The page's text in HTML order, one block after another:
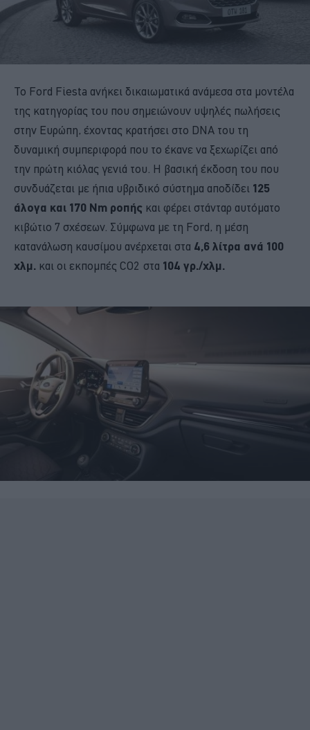
Το Ford Fiesta ανήκει δικαιωματικά ανάμεσα στα μοντέλα
της κατηγορίας του που σημειώνουν υψηλές πωλήσεις
στην Ευρώπη, έχοντας κρατήσει στο DNA του τη
δυναμική συμπεριφορά που το έκανε να ξεχωρίζει από
την πρώτη κιόλας γενιά του. H βασική έκδοση του που
συνδυάζεται με ήπια υβριδικό σύστημα αποδίδει 125
άλογα και 170 Νm ροπής και φέρει στάνταρ αυτόματο
κιβώτιο 7 σχέσεων. Σύμφωνα με τη Ford, η μέση
κατανάλωση καυσίμου ανέρχεται στα 4,6 λίτρα ανά 100
χλμ. και οι εκπομπές CO2 στα 104 γρ./χλμ.